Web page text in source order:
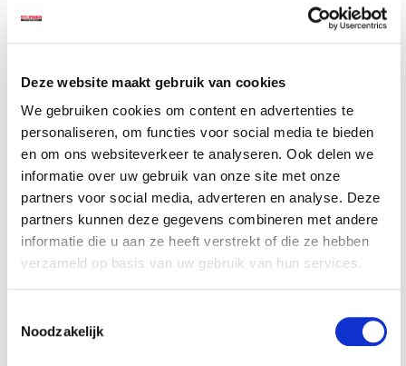
Deze website maakt gebruik van cookies
We gebruiken cookies om content en advertenties te
personaliseren, om functies voor social media te bieden
en om ons websiteverkeer te analyseren. Ook delen we
informatie over uw gebruik van onze site met onze
partners voor social media, adverteren en analyse. Deze
partners kunnen deze gegevens combineren met andere
informatie die u aan ze heeft verstrekt of die ze hebben
verzameld op basis van uw gebruik van hun services.
Noodzakelijk
Accessoires voor een nog
betere ervaring
-€ 5,70